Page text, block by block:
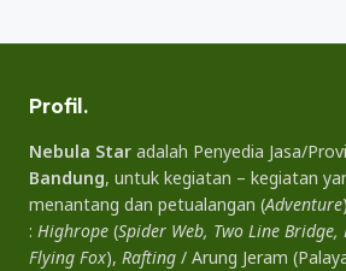
Profil.
Nebula Star adalah Penyedia Jasa/
Bandung, untuk kegiatan – kegiatan
menantang dan petualangan (Adventure
: Highrope (Spider Web, Two Line
Flying Fox), Rafting / Arung Jeram